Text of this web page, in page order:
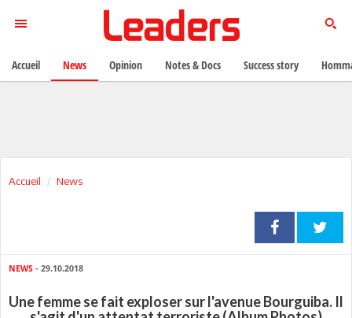
Accueil News
NEWS - 29.10.2018
Une femme se fait exploser sur l'avenue Bourguiba. Il
Accueil News Opinion Notes & Docs Success story